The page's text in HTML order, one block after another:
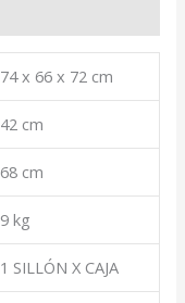
74 x 66 x 72 cm
42 cm
68 cm
9 kg
1 SILLÓN X CAJA